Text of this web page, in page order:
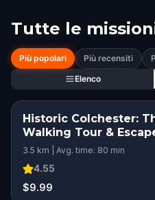
Tutte le
Più popolari Più recensiti
Elenco
Historic Colchester:
Walking Tour &
3.5 km | Avg. time: 80 min
4.55
$9.99